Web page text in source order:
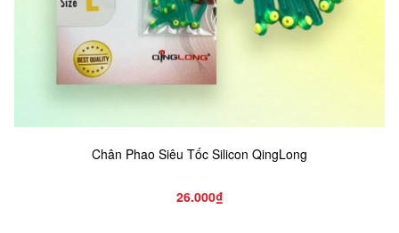
Chân Phao Siêu Tốc Silicon QingLong
26.000₫